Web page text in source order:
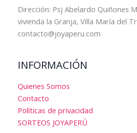
Dirección: Psj Abelardo Quiñones
vivienda la Granja, Villa María del
contacto@joyaperu.com
INFORMACIÓN
Quienes Somos
Contacto
Políticas de privacidad
SORTEOS JOYAPERÚ